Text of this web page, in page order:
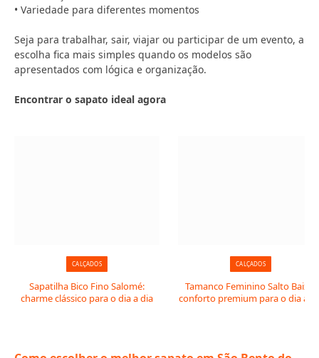
• Variedade para diferentes momentos
Seja para trabalhar, sair, viajar ou participar de um evento, a
escolha fica mais simples quando os modelos são
apresentados com lógica e organização.
Encontrar o sapato ideal agora
CALÇADOS
Sapatilha Bico Fino Salomé:
charme clássico para o dia a dia
CALÇADOS
Tamanco Feminino Salto Baixo:
conforto premium para o dia a